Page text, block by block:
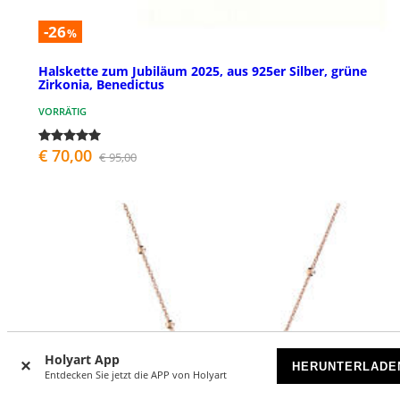
Holyart App
Entdecken Sie jetzt die APP von Holyart
-26%
Halskette zum Jubiläum 2025, aus 925er Silber, grüne
Zirkonia, Benedictus
VORRÄTIG
€ 70,00 € 95,00